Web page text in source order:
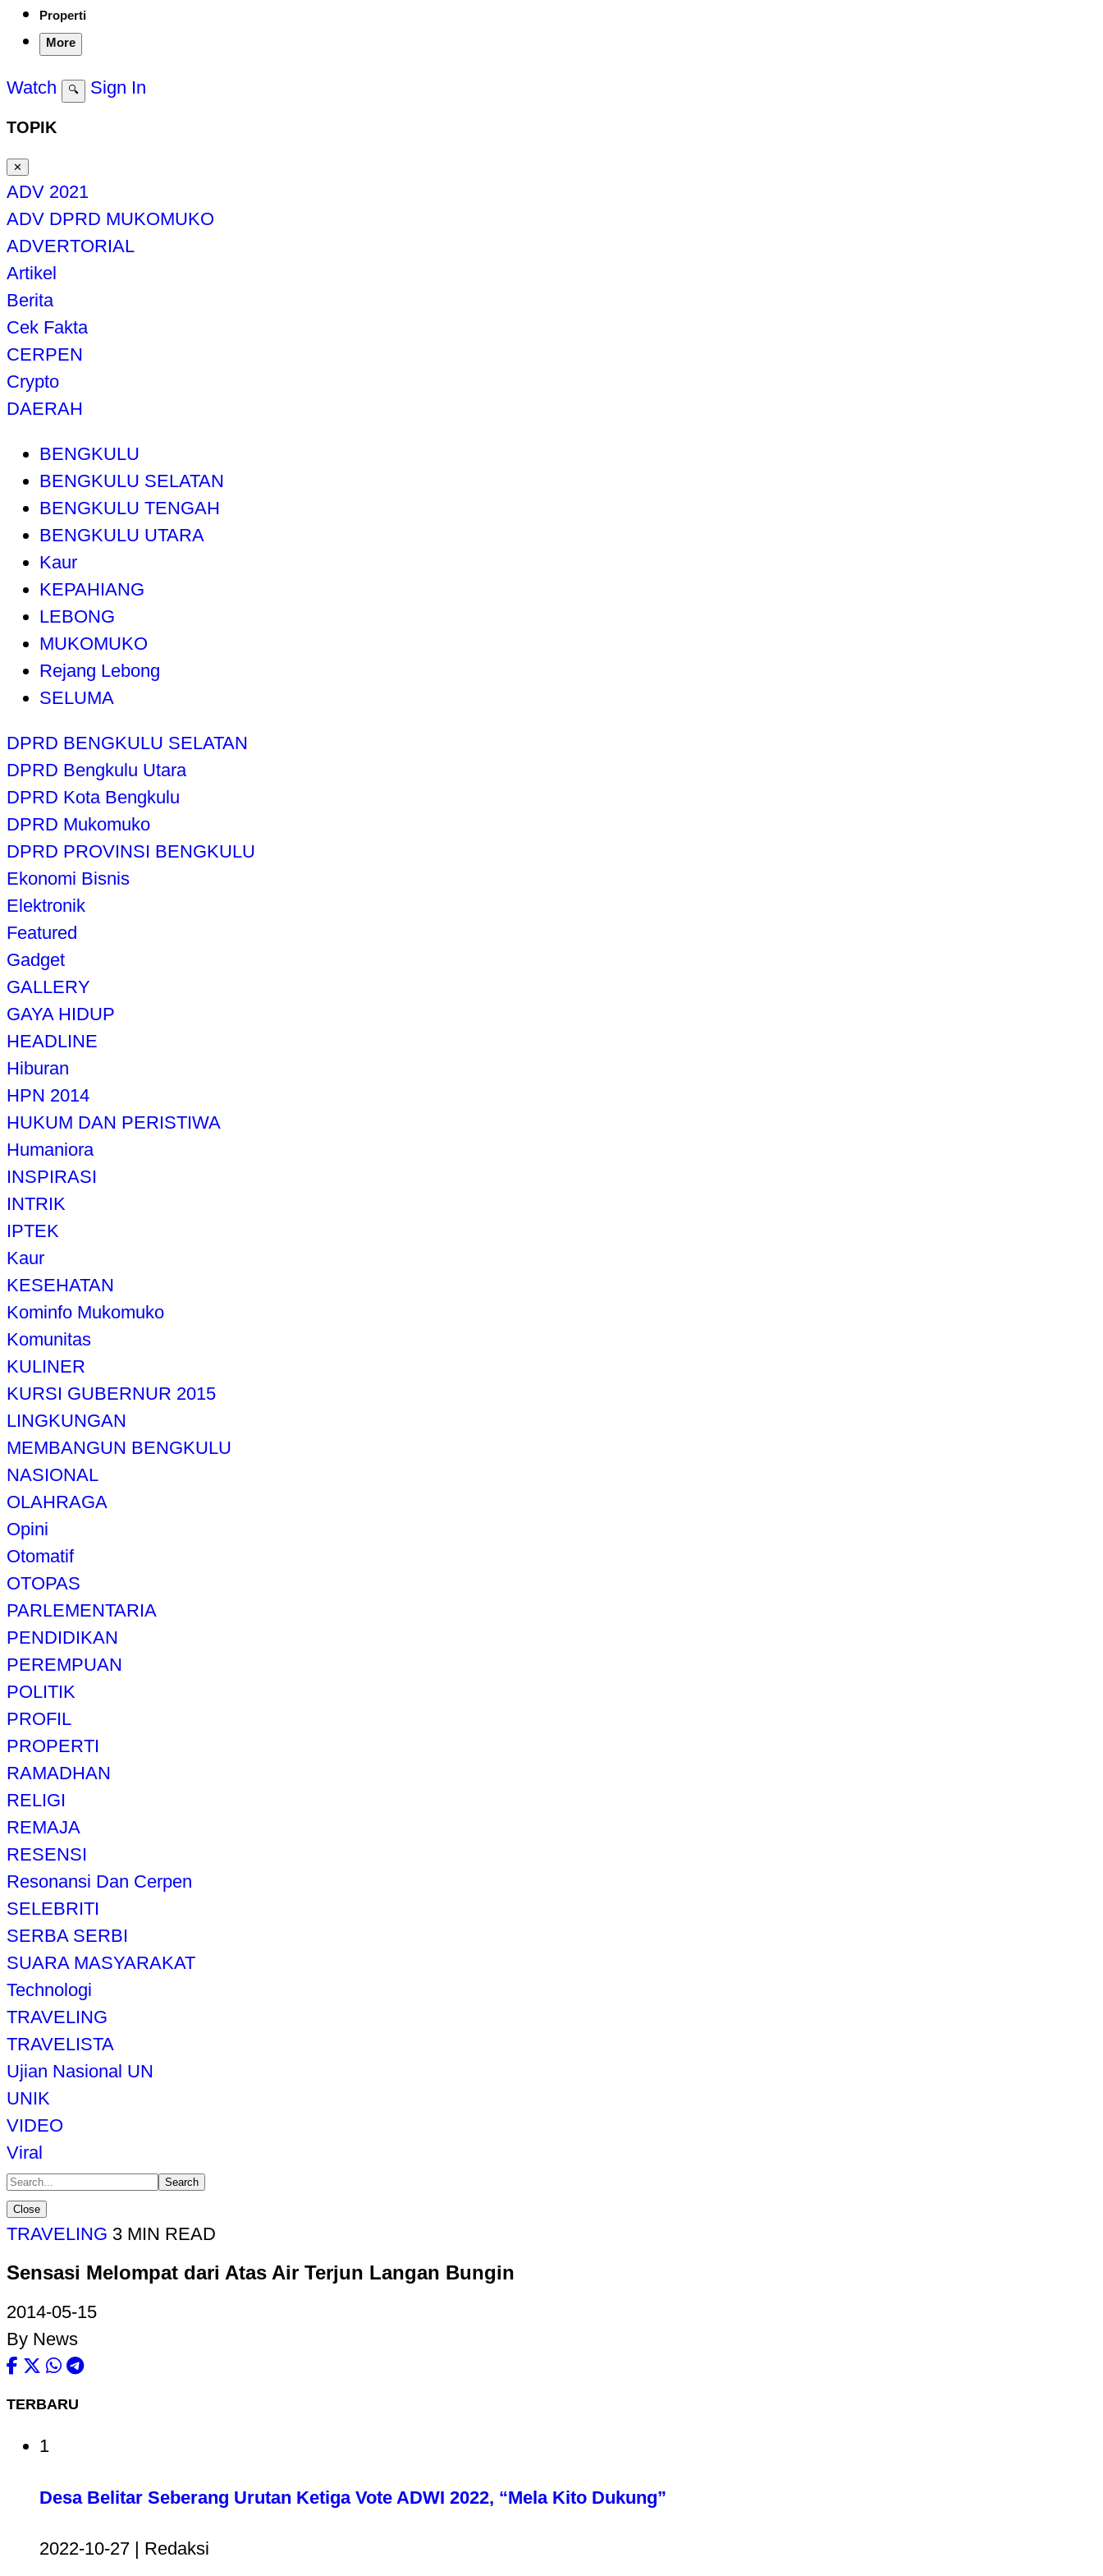
Properti
More
Watch 🔍 Sign In
TOPIK
✕
ADV 2021
ADV DPRD MUKOMUKO
ADVERTORIAL
Artikel
Berita
Cek Fakta
CERPEN
Crypto
DAERAH
BENGKULU
BENGKULU SELATAN
BENGKULU TENGAH
BENGKULU UTARA
Kaur
KEPAHIANG
LEBONG
MUKOMUKO
Rejang Lebong
SELUMA
DPRD BENGKULU SELATAN
DPRD Bengkulu Utara
DPRD Kota Bengkulu
DPRD Mukomuko
DPRD PROVINSI BENGKULU
Ekonomi Bisnis
Elektronik
Featured
Gadget
GALLERY
GAYA HIDUP
HEADLINE
Hiburan
HPN 2014
HUKUM DAN PERISTIWA
Humaniora
INSPIRASI
INTRIK
IPTEK
Kaur
KESEHATAN
Kominfo Mukomuko
Komunitas
KULINER
KURSI GUBERNUR 2015
LINGKUNGAN
MEMBANGUN BENGKULU
NASIONAL
OLAHRAGA
Opini
Otomatif
OTOPAS
PARLEMENTARIA
PENDIDIKAN
PEREMPUAN
POLITIK
PROFIL
PROPERTI
RAMADHAN
RELIGI
REMAJA
RESENSI
Resonansi Dan Cerpen
SELEBRITI
SERBA SERBI
SUARA MASYARAKAT
Technologi
TRAVELING
TRAVELISTA
Ujian Nasional UN
UNIK
VIDEO
Viral
Search
Close
TRAVELING 3 MIN READ
Sensasi Melompat dari Atas Air Terjun Langan Bungin
2014-05-15
By News
TERBARU
1
Desa Belitar Seberang Urutan Ketiga Vote ADWI 2022, “Mela Kito Dukung”
2022-10-27 | Redaksi